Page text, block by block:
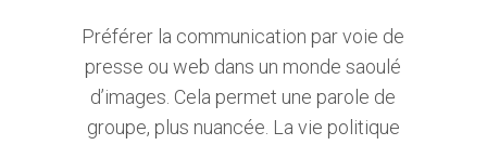
Préférer la communication par voie de
presse ou web dans un monde saoulé
d’images. Cela permet une parole de
groupe, plus nuancée. La vie politique